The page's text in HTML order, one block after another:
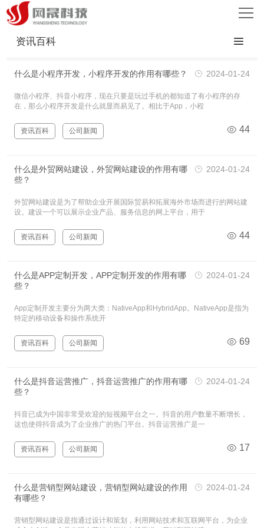
首页
案例
新闻
关于
联系
资讯百科
什么是小程序开发，小程序开发的作用有哪些？ 2024-01-24
微信小程序、抖音小程序，现在只要是玩过手机的都知道了有小程序的存
在，那么小程序开发是什么就显而易见了。相比于App，小程
资讯百科 公司新闻 44
什么是外贸网站建设，外贸网站建设的作用有哪
些？
2024-01-24
外贸网站建设是为了帮助企业开展国际贸易和拓展海外市场而进行的网站建
设。建设一个可以展示企业产品、服务信息的网上平台，用于
资讯百科 公司新闻 44
什么是APP定制开发，APP定制开发的作用有哪
些？
2024-01-24
App定制开发主要分为两大类：NativeApp和HybridApp。NativeApp是指为
特定的移动设备和操作系统开
资讯百科 公司新闻 69
什么是抖音运营推广，抖音运营推广的作用有哪
些？
2024-01-24
抖音已成为中国非常受欢迎的短视频平台之一。抖音的用户数量不断增长，
这也使得抖音成为了企业推广的热门平台。抖音运营推广是一
资讯百科 公司新闻 17
什么是营销型网站建设，营销型网站建设的作用
有哪些？
2024-01-24
营销型网站建设是指通过设计和策划，利用网站技术和互联网平台，为企业